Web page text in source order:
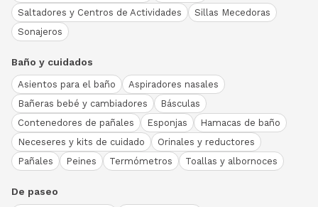
Saltadores y Centros de Actividades
Sillas Mecedoras
Sonajeros
Baño y cuidados
Asientos para el baño
Aspiradores nasales
Bañeras bebé y cambiadores
Básculas
Contenedores de pañales
Esponjas
Hamacas de baño
Neceseres y kits de cuidado
Orinales y reductores
Pañales
Peines Termómetros Toallas y albornoces
De paseo